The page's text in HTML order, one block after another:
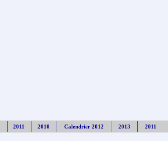
2011 2010 Calendrier 2012 2013 2011